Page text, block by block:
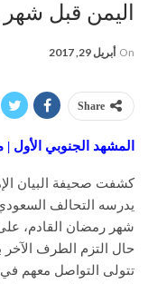
اليمن قبل
On أبريل 29, 2017
Share
المشهد الجنوبي الأول |
كشفت صحيفة البيان
يدرسه التحالف
شهر رمضان القادم،
حال التزم الطرف الآخر
تتولى التواصل معهم في